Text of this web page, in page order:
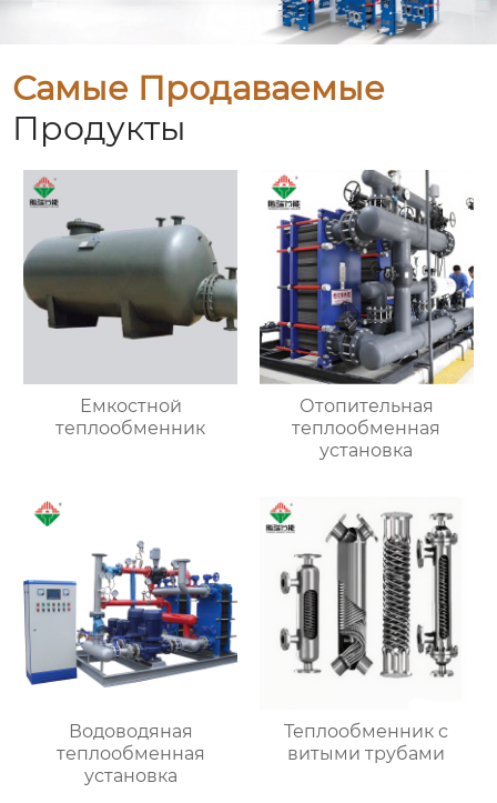
Самые Продаваемые
Продукты
Емкостной
теплообменник
Отопительная
теплообменная
установка
Водоводяная
теплообменная
установка
Теплообменник с
витыми трубами